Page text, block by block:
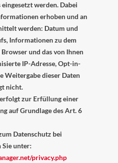
werden. Dabei
erhoben und an
werden: Datum und
Informationen zu dem
und das von Ihnen
IP-Adresse, Opt-in-
Weitergabe dieser Daten
nicht.
zur Erfüllung einer
auf Grundlage des Art. 6
Datenschutz bei
Sie unter:
privacy.php